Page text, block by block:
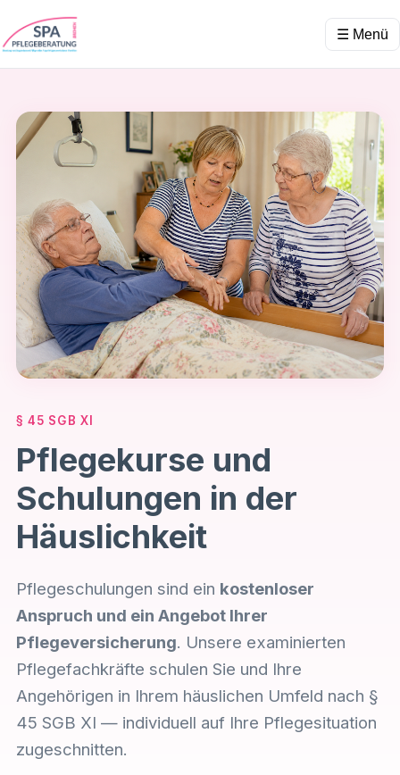
☰ Menü
§ 45 SGB XI
Pflegekurse und
Schulungen in der
Häuslichkeit
Pflegeschulungen sind ein kostenloser
Anspruch und ein Angebot Ihrer
Pflegeversicherung. Unsere examinierten
Pflegefachkräfte schulen Sie und Ihre
Angehörigen in Ihrem häuslichen Umfeld nach §
45 SGB XI — individuell auf Ihre Pflegesituation
zugeschnitten.